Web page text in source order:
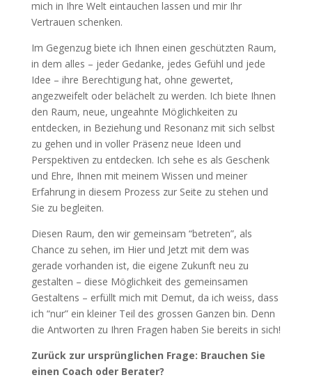
mich in Ihre Welt eintauchen lassen und mir Ihr
Vertrauen schenken.
Im Gegenzug biete ich Ihnen einen geschützten Raum,
in dem alles – jeder Gedanke, jedes Gefühl und jede
Idee – ihre Berechtigung hat, ohne gewertet,
angezweifelt oder belächelt zu werden. Ich biete Ihnen
den Raum, neue, ungeahnte Möglichkeiten zu
entdecken, in Beziehung und Resonanz mit sich selbst
zu gehen und in voller Präsenz neue Ideen und
Perspektiven zu entdecken. Ich sehe es als Geschenk
und Ehre, Ihnen mit meinem Wissen und meiner
Erfahrung in diesem Prozess zur Seite zu stehen und
Sie zu begleiten.
Diesen Raum, den wir gemeinsam “betreten”, als
Chance zu sehen, im Hier und Jetzt mit dem was
gerade vorhanden ist, die eigene Zukunft neu zu
gestalten – diese Möglichkeit des gemeinsamen
Gestaltens – erfüllt mich mit Demut, da ich weiss, dass
ich “nur” ein kleiner Teil des grossen Ganzen bin. Denn
die Antworten zu Ihren Fragen haben Sie bereits in sich!
Zurück zur ursprünglichen Frage: Brauchen Sie
einen Coach oder Berater?